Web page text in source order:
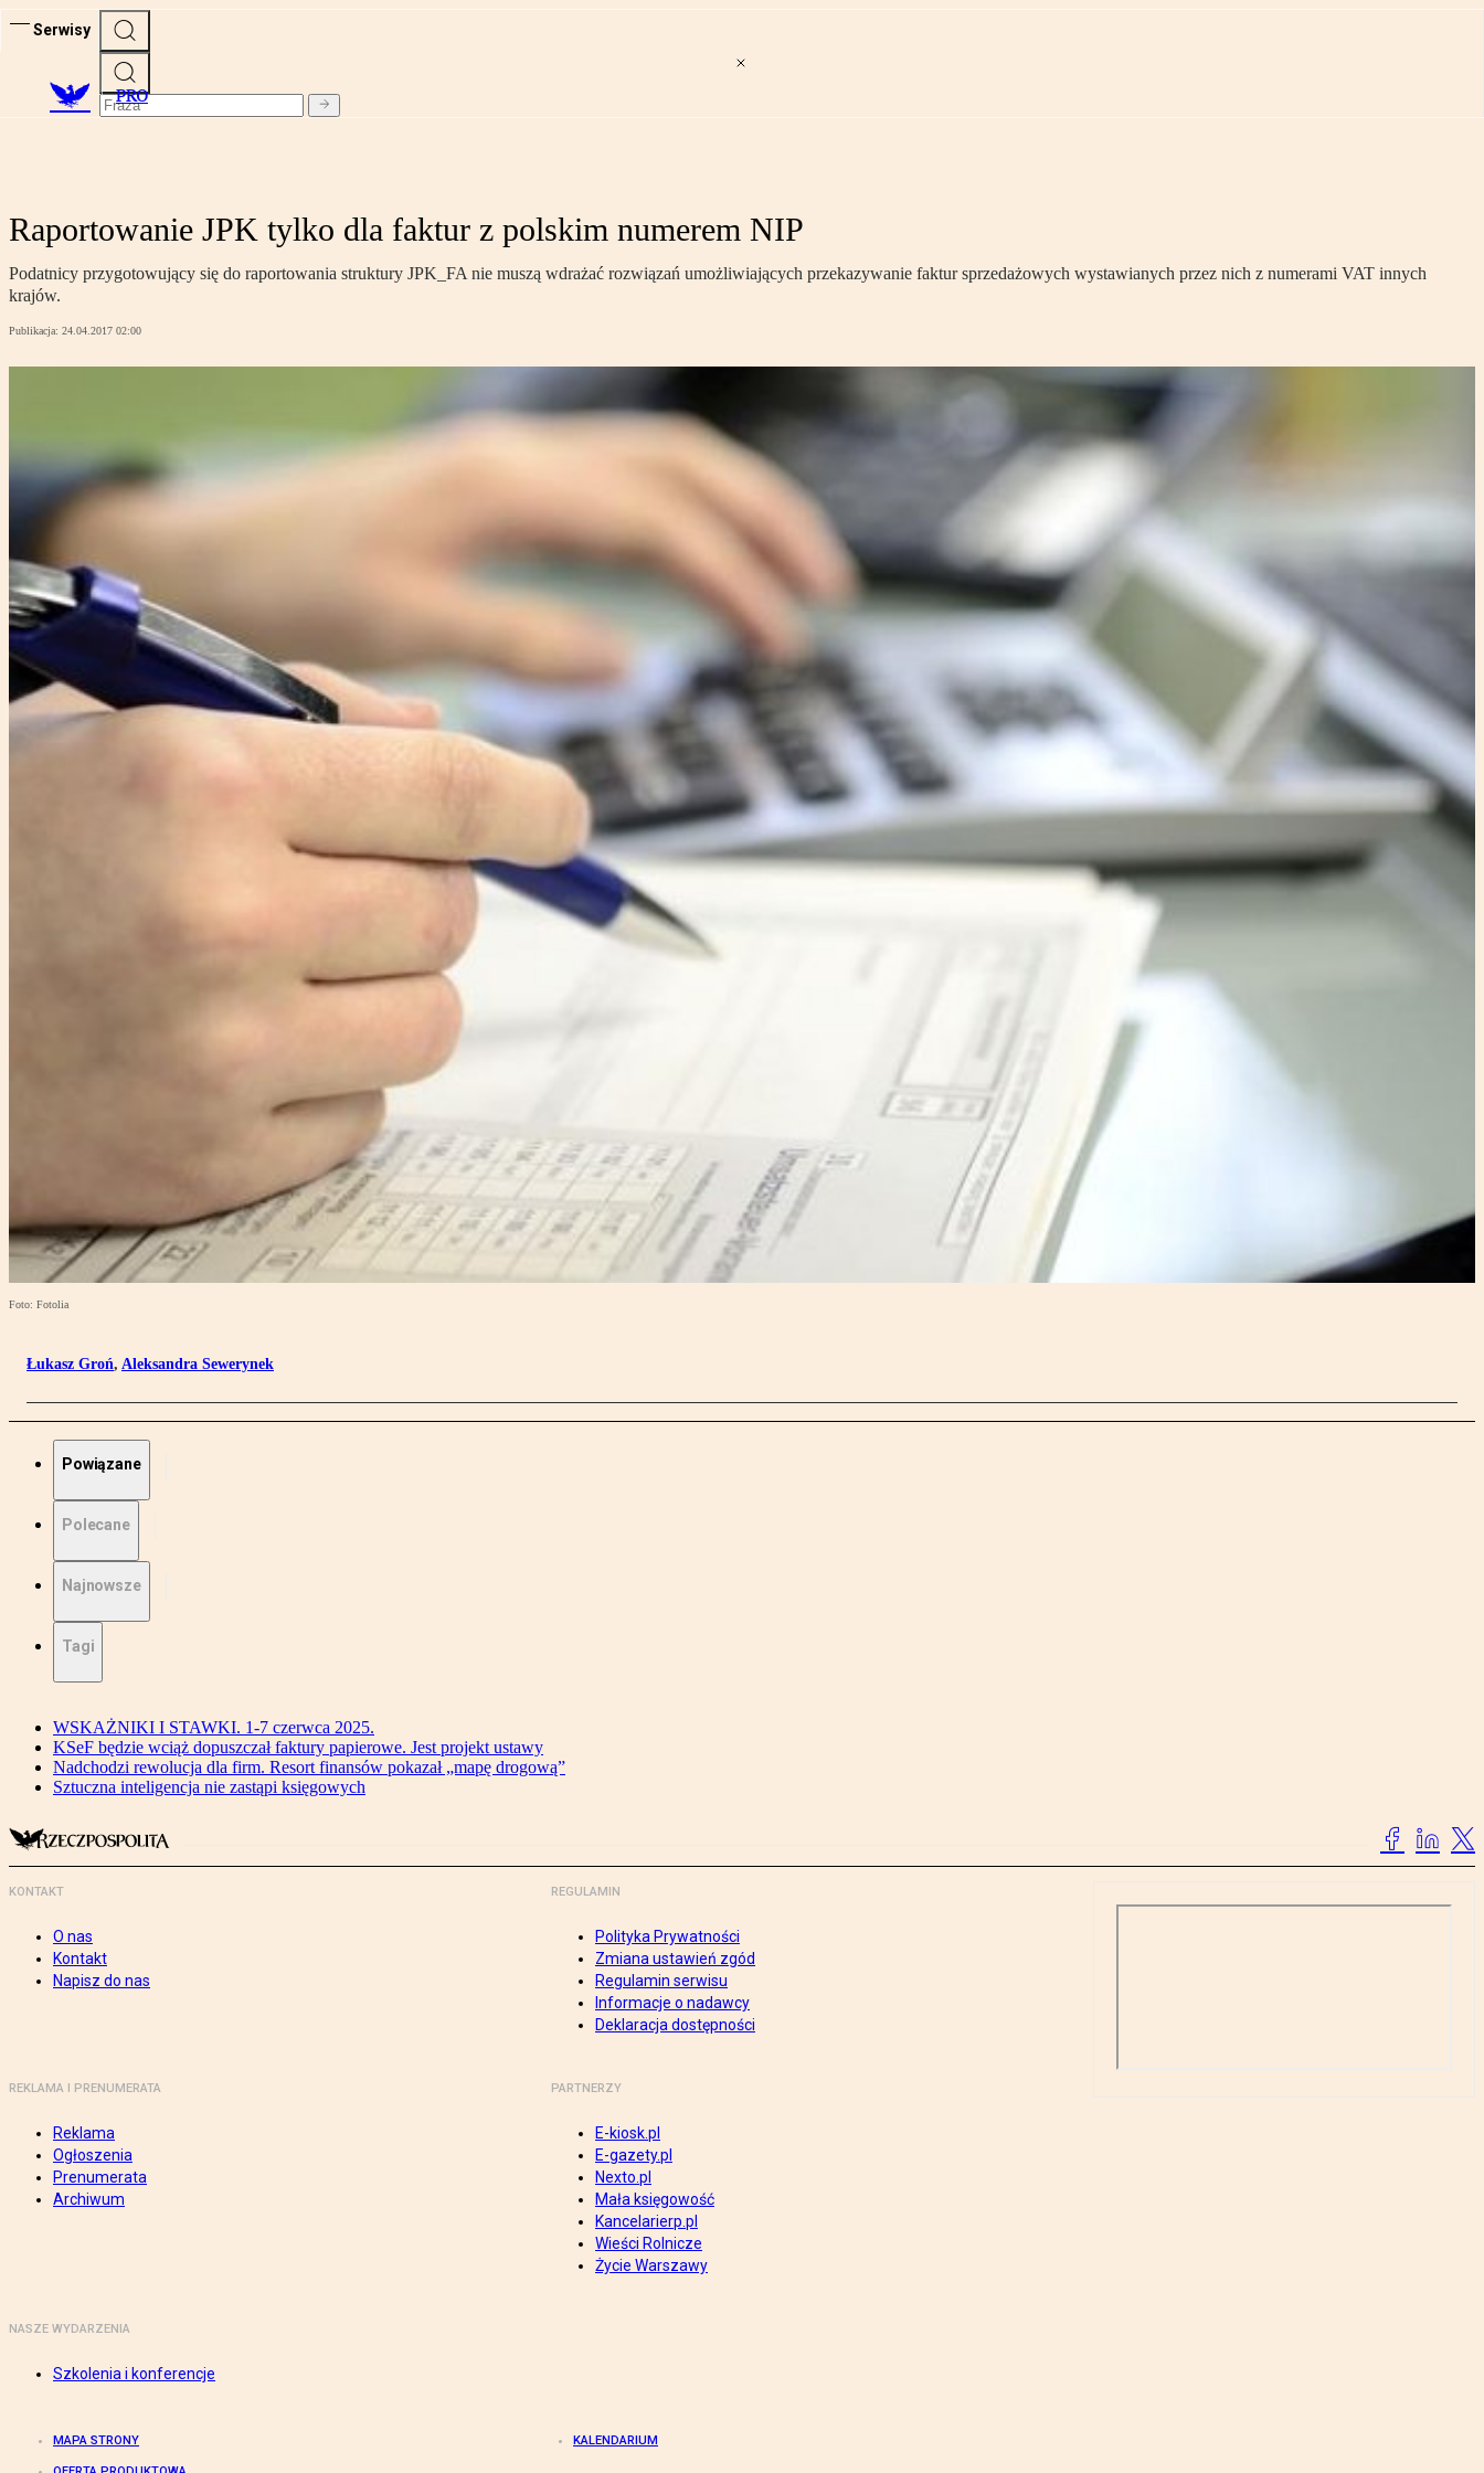
Serwisy
PRO
Raportowanie JPK tylko dla faktur z polskim numerem NIP
Podatnicy przygotowujący się do raportowania struktury JPK_FA nie muszą wdrażać rozwiązań umożliwiających przekazywanie faktur sprzedażowych wystawianych przez nich z numerami VAT innych
krajów.
Publikacja: 24.04.2017 02:00
Foto: Fotolia
Łukasz Groń, Aleksandra Sewerynek
Powiązane
Polecane
Najnowsze
Tagi
WSKAŻNIKI I STAWKI. 1-7 czerwca 2025.
KSeF będzie wciąż dopuszczał faktury papierowe. Jest projekt ustawy
Nadchodzi rewolucja dla firm. Resort finansów pokazał „mapę drogową”
Sztuczna inteligencja nie zastąpi księgowych
KONTAKT
O nas
Kontakt
Napisz do nas
REGULAMIN
Polityka Prywatności
Zmiana ustawień zgód
Regulamin serwisu
Informacje o nadawcy
Deklaracja dostępności
REKLAMA I PRENUMERATA
Reklama
Ogłoszenia
Prenumerata
Archiwum
PARTNERZY
E-kiosk.pl
E-gazety.pl
Nexto.pl
Mała księgowość
Kancelarierp.pl
Wieści Rolnicze
Życie Warszawy
NASZE WYDARZENIA
Szkolenia i konferencje
MAPA STRONY KALENDARIUM